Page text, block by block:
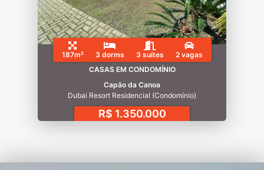
187m² 3 dorms 3 suítes
2 vagas
CASAS EM CONDOMÍNIO
Capão da Canoa
Dubai Resort Residencial (Condomínio)
R$ 1.350.000